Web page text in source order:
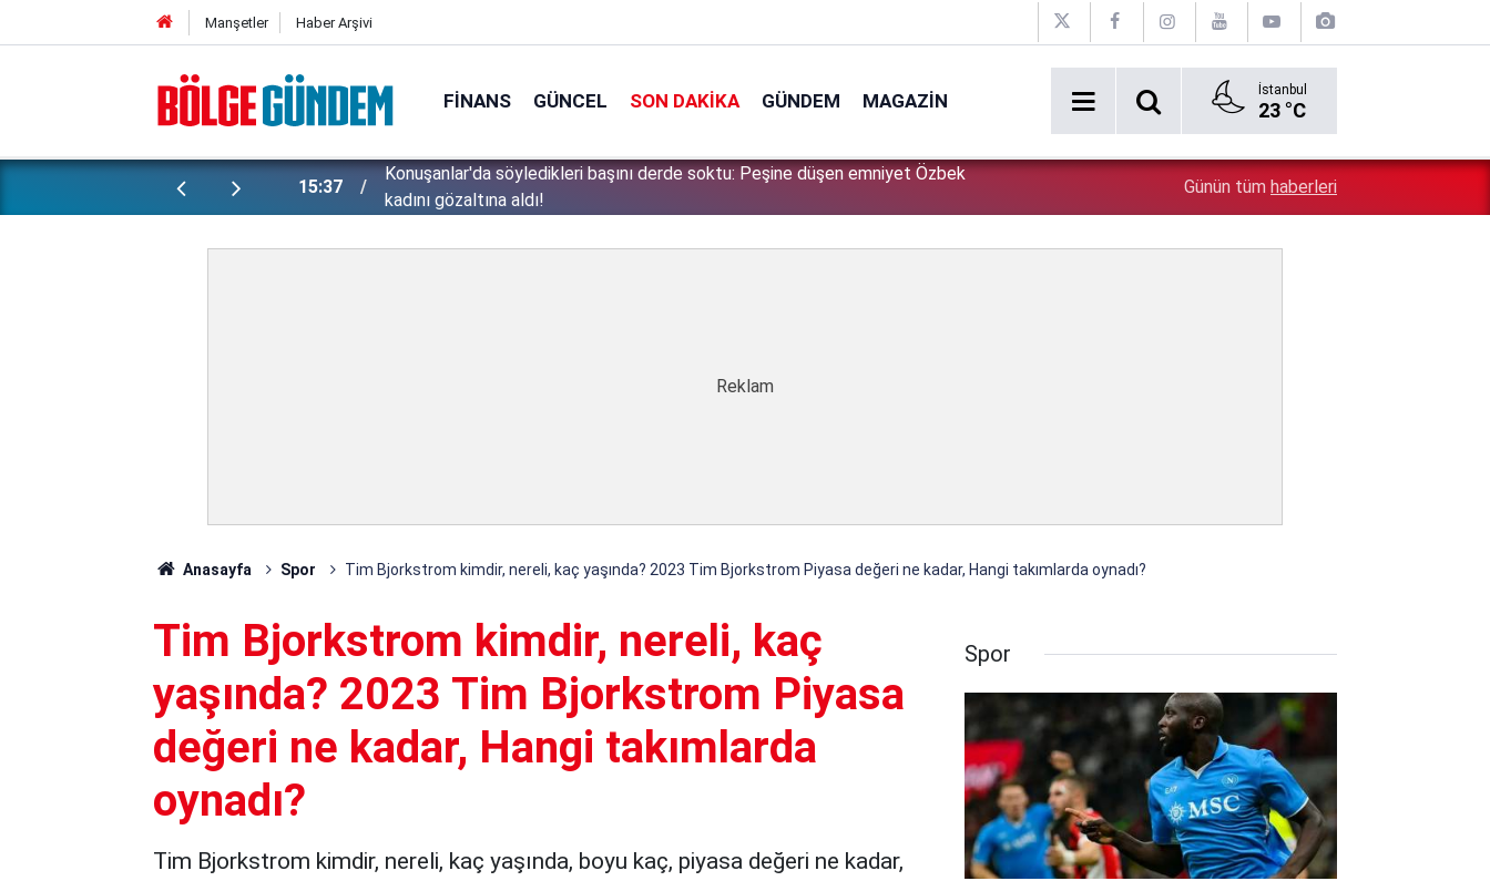
Manşetler Haber Arşivi
FINANS GÜNCEL SON DAKIKA GÜNDEM MAGAZIN İstanbul
23 °C
ünlü futbolcu Lukaku için harekete
15:37
Konuşanlar'da söyledikleri başını derde soktu: Peşine düşen emniyet Özbek
kadını gözaltına aldı!
Çin'in gözü doymuyor: Altın rezervleri doldu taştı!
Günün tüm haberleri
Anasayfa Spor Tim Bjorkstrom kimdir, nereli, kaç yaşında? 2023 Tim Bjorkstrom Piyasa değeri ne kadar, Hangi takımlarda oynadı?
Tim Bjorkstrom kimdir, nereli, kaç
yaşında? 2023 Tim Bjorkstrom Piyasa
değeri ne kadar, Hangi takımlarda
oynadı?
Tim Bjorkstrom kimdir, nereli, kaç yaşında, boyu kaç, piyasa değeri ne kadar,
Spor